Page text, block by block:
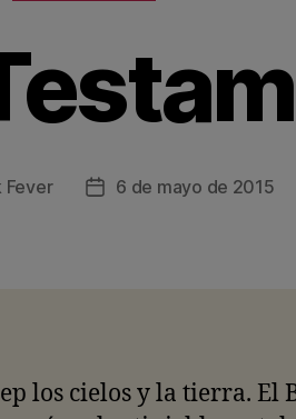
Fever
Fecha6 de mayo de 2015
los cielos y la tierra. El